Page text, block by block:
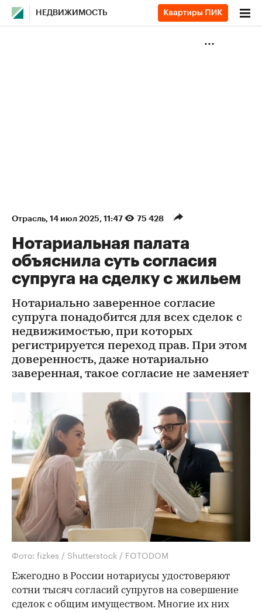
НЕДВИЖИМОСТЬ
Отрасль⁠, 14 июл 2025, 11:47 75 428
Нотариальная палата
объяснила суть согласия
супруга на сделку с жильем
Нотариально заверенное согласие
супруга понадобится для всех сделок с
недвижимостью, при которых
регистрируется переход прав. При этом
доверенность, даже нотариально
заверенная, такое согласие не заменяет
Фото: fizkes / Shutterstock / FOTODOM
Ежегодно в России нотариусы удостоверяют
сотни тысяч согласий супругов на совершение
сделок с общим имуществом. Многие их них